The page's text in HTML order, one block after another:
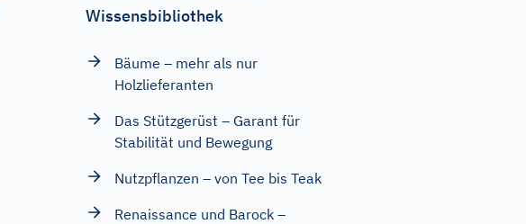
Wissensbibliothek
Bäume – mehr als nur
Holzlieferanten
Das Stützgerüst – Garant für
Stabilität und Bewegung
Nutzpflanzen – von Tee bis Teak
Renaissance und Barock –